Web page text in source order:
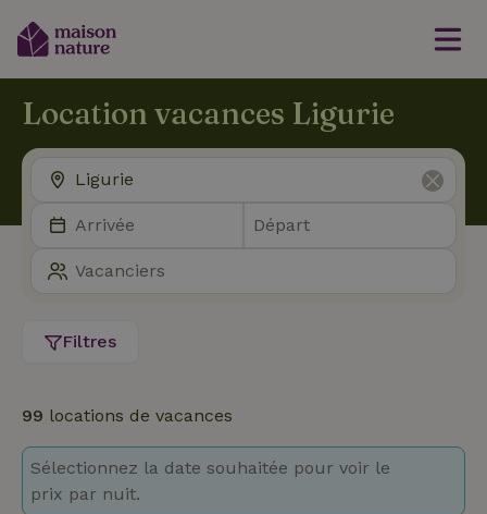
Location vacances Ligurie
Filtres
99 locations de vacances
Sélectionnez la date souhaitée pour voir le
prix par nuit.